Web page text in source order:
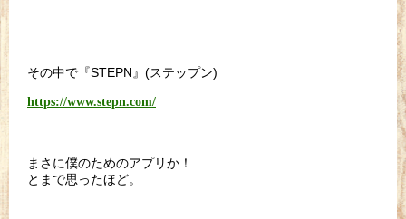
その中で『STEPN』(ステップン)
https://www.stepn.com/
まさに僕のためのアプリか！
とまで思ったほど。